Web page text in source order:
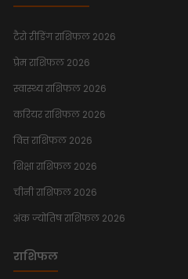
टैरो रीडिंग राशिफल 2026
प्रेम राशिफल 2026
स्वास्थ्य राशिफल 2026
करियर राशिफल 2026
वित्त राशिफल 2026
शिक्षा राशिफल 2026
चीनी राशिफल 2026
अंक ज्योतिष राशिफल 2026
राशिफल